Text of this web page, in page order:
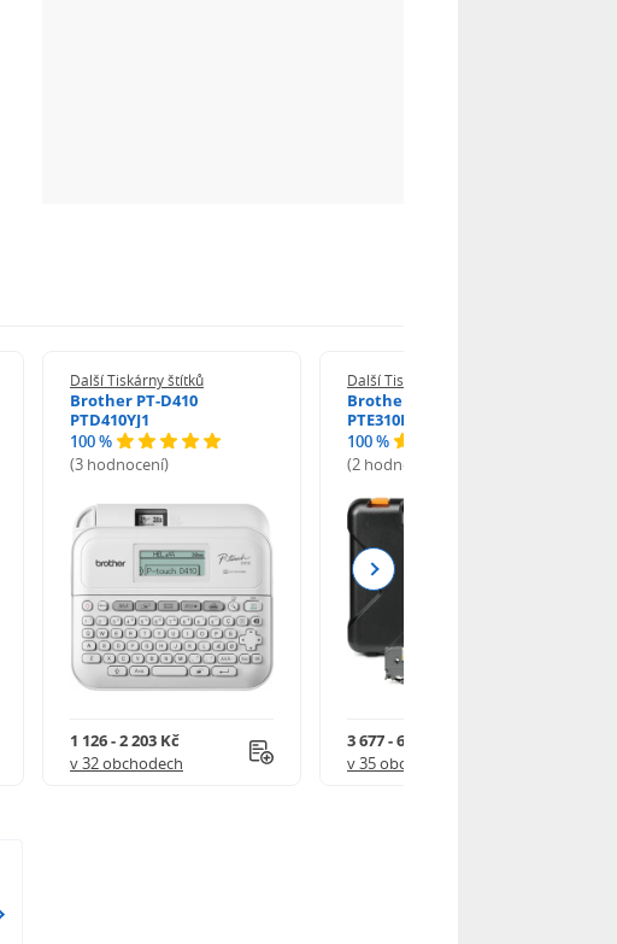
Další Tiskárny štítků
Brother PT-D410
PTD410YJ1
100 %
(3 hodnocení)
1 126 - 2 203 Kč
v 32 obchodech
Další Tiskárny štítků
Brother PT-E310BTVP
PTE310BTVPQL1
100 %
(2 hodnocení)
3 677 - 6 664 Kč
v 35 obchodech
Next